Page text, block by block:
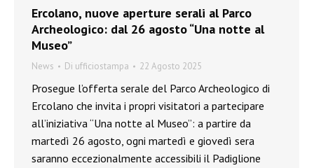
Ercolano, nuove aperture serali al Parco
Archeologico: dal 26 agosto “Una notte al
Museo”
News Di ufficiostampa 22 Agosto 2025
Prosegue l’offerta serale del Parco Archeologico di
Ercolano che invita i propri visitatori a partecipare
all’iniziativa “Una notte al Museo”: a partire da
martedì 26 agosto, ogni martedì e giovedì sera
saranno eccezionalmente accessibili il Padiglione